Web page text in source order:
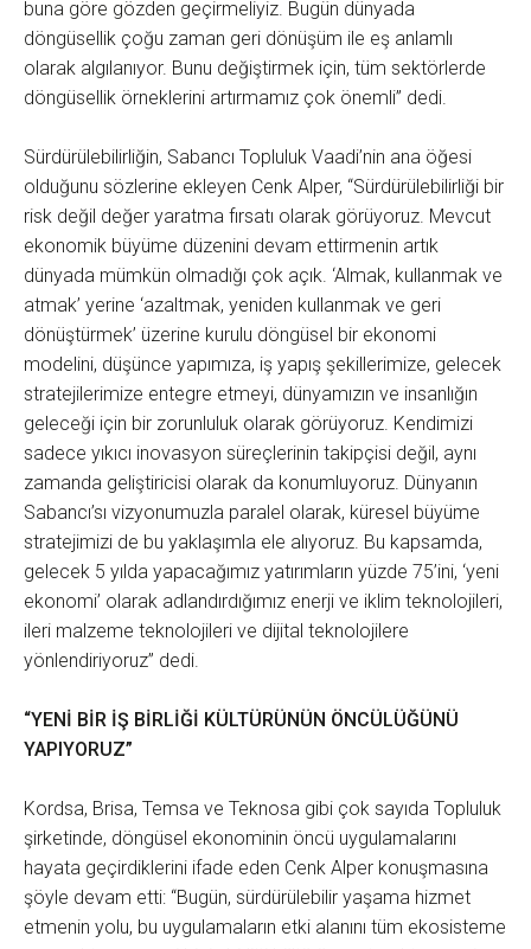
buna göre gözden geçirmeliyiz. Bugün dünyada
döngüsellik çoğu zaman geri dönüşüm ile eş anlamlı
olarak algılanıyor. Bunu değiştirmek için, tüm sektörlerde
döngüsellik örneklerini artırmamız çok önemli” dedi.
Sürdürülebilirliğin, Sabancı Topluluk Vaadi’nin ana öğesi
olduğunu sözlerine ekleyen Cenk Alper, “Sürdürülebilirliği bir
risk değil değer yaratma fırsatı olarak görüyoruz. Mevcut
ekonomik büyüme düzenini devam ettirmenin artık
dünyada mümkün olmadığı çok açık. ‘Almak, kullanmak ve
atmak’ yerine ‘azaltmak, yeniden kullanmak ve geri
dönüştürmek’ üzerine kurulu döngüsel bir ekonomi
modelini, düşünce yapımıza, iş yapış şekillerimize, gelecek
stratejilerimize entegre etmeyi, dünyamızın ve insanlığın
geleceği için bir zorunluluk olarak görüyoruz. Kendimizi
sadece yıkıcı inovasyon süreçlerinin takipçisi değil, aynı
zamanda geliştiricisi olarak da konumluyoruz. Dünyanın
Sabancı’sı vizyonumuzla paralel olarak, küresel büyüme
stratejimizi de bu yaklaşımla ele alıyoruz. Bu kapsamda,
gelecek 5 yılda yapacağımız yatırımların yüzde 75’ini, ‘yeni
ekonomi’ olarak adlandırdığımız enerji ve iklim teknolojileri,
ileri malzeme teknolojileri ve dijital teknolojilere
yönlendiriyoruz” dedi.
“YENİ BİR İŞ BİRLİĞİ KÜLTÜRÜNÜN ÖNCÜLÜĞÜNÜ
YAPIYORUZ”
Kordsa, Brisa, Temsa ve Teknosa gibi çok sayıda Topluluk
şirketinde, döngüsel ekonominin öncü uygulamalarını
hayata geçirdiklerini ifade eden Cenk Alper konuşmasına
şöyle devam etti: “Bugün, sürdürülebilir yaşama hizmet
etmenin yolu, bu uygulamaların etki alanını tüm ekosisteme